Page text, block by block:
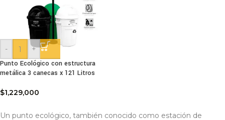
-
+
Punto Ecológico con estructura
metálica 3 canecas x 121 Litros
$1,229,000
Un punto ecológico, también conocido como estación de